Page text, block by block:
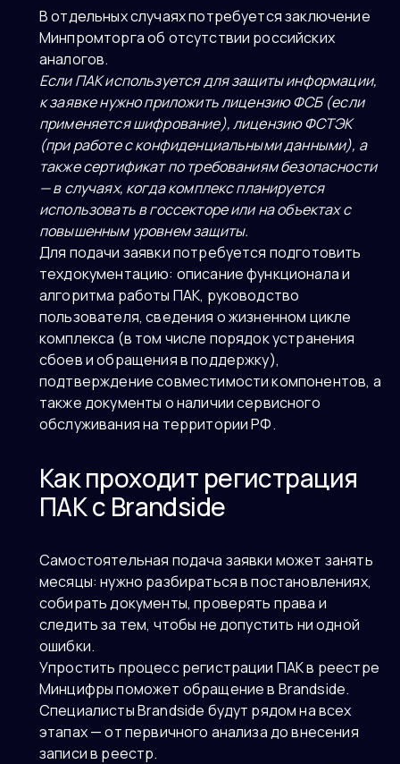
В отдельных случаях потребуется заключение
Минпромторга об отсутствии российских
аналогов.
Если ПАК используется для защиты информации,
к заявке нужно приложить лицензию ФСБ (если
применяется шифрование), лицензию ФСТЭК
(при работе с конфиденциальными данными), а
также сертификат по требованиям безопасности
— в случаях, когда комплекс планируется
использовать в госсекторе или на объектах с
повышенным уровнем защиты.
Для подачи заявки потребуется подготовить
техдокументацию: описание функционала и
алгоритма работы ПАК, руководство
пользователя, сведения о жизненном цикле
комплекса (в том числе порядок устранения
сбоев и обращения в поддержку),
подтверждение совместимости компонентов, а
также документы о наличии сервисного
обслуживания на территории РФ.
Как проходит регистрация
ПАК с Brandside
Самостоятельная подача заявки может занять
месяцы: нужно разбираться в постановлениях,
собирать документы, проверять права и
следить за тем, чтобы не допустить ни одной
ошибки.
Упростить процесс регистрации ПАК в реестре
Минцифры поможет обращение в Brandside.
Специалисты Brandside будут рядом на всех
этапах — от первичного анализа до внесения
записи в реестр.